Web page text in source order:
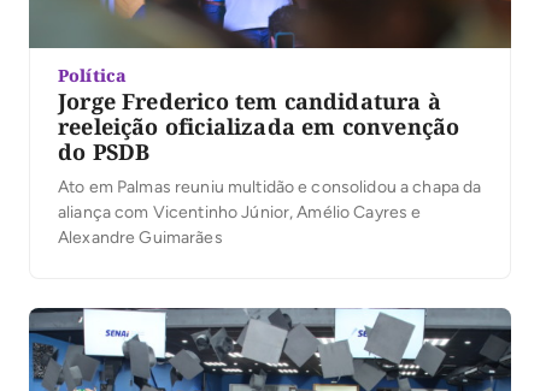
Política
Jorge Frederico tem candidatura à
reeleição oficializada em convenção
do PSDB
Ato em Palmas reuniu multidão e consolidou a chapa da
aliança com Vicentinho Júnior, Amélio Cayres e
Alexandre Guimarães